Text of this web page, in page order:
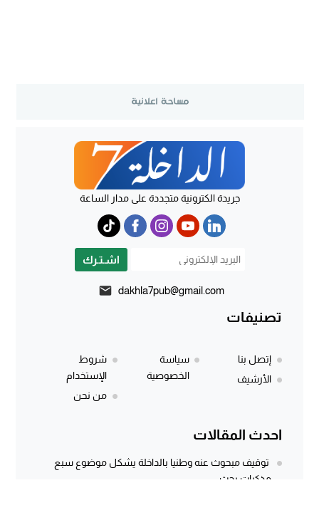
جريدة الكترونية متجددة على مدار الساعة
اشـتـرك
dakhla7pub@gmail.com
تصنيفات
إتصل بنا
الأرشيف
سياسة
الخصوصية
شروط
الإستخدام
من نحن
احدث المقالات
توقيف مبحوث عنه وطنيا بالداخلة يشكل موضوع سبع
مذكرات بحث